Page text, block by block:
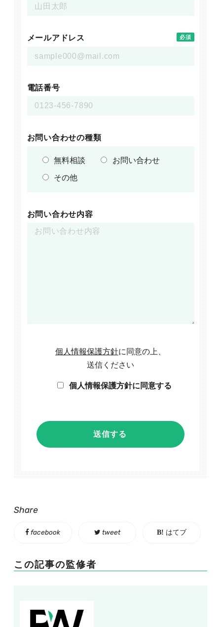
メールアドレス 必須
電話番号
お問い合わせの種類
無料相談
お問い合わせ
その他
お問い合わせ内容
個人情報保護方針に同意の上、
送信ください
個人情報保護方針に同意する
Share
facebook tweet はてブ
この記事の監修者